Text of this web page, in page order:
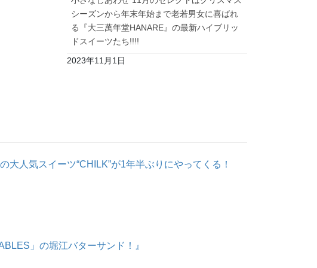
シーズンから年末年始まで老若男女に喜ばれ
る『大三萬年堂HANARE』の最新ハイブリッ
ドスイーツたち!!!!
2023年11月1日
人気スイーツ“CHILK”が1年半ぶりにやってくる！
」の堀江バターサンド！』